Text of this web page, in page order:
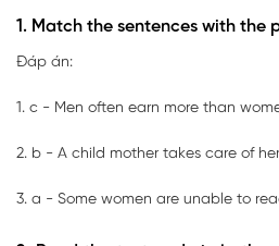
1. Match the sentences with the
Đáp án:
1. c - Men often earn more than
2. b - A child mother takes care of
3. a - Some women are unable to